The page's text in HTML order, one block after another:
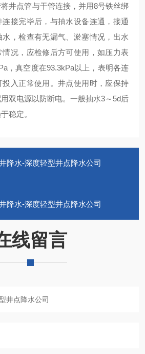
井点管与干管连接，并用8号铁丝绑
接完毕后，与抽水设备连通，接通
，检查有无漏气、淤塞情况，出水
况，应检修后方可使用，如压力表
，真空度在93.3kPa以上，表明各连
入正常使用。井点使用时，应保持
双电源以防断电。一般抽水3～5d后
稳定。
降水-深度轻型井点降水公司
降水-深度轻型井点降水公司
线留言